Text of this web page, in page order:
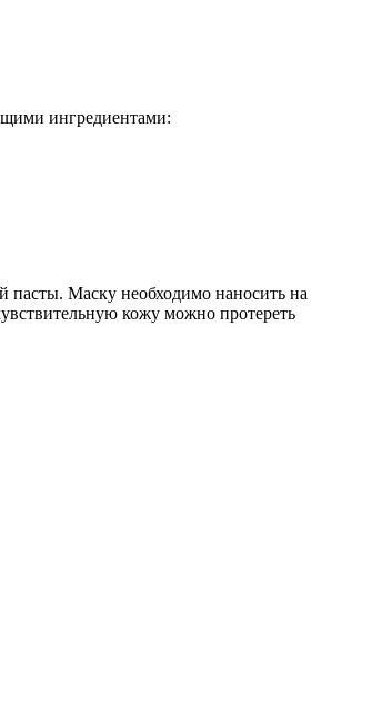
ингредиентами:
пасты. Маску необходимо наносить на
кожу можно протереть